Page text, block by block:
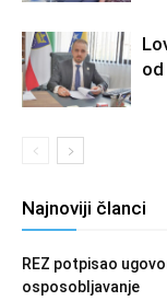
Najnoviji članci
REZ potpisao
osposobljavanje